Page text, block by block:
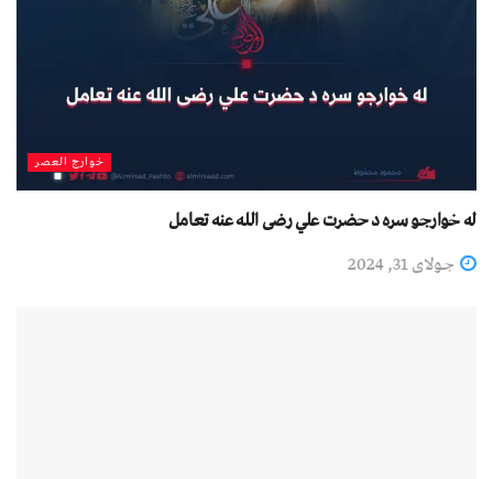
خوارج العصر
له خوارجو سره د حضرت علي رضی الله عنه تعامل
جولای 31, 2024